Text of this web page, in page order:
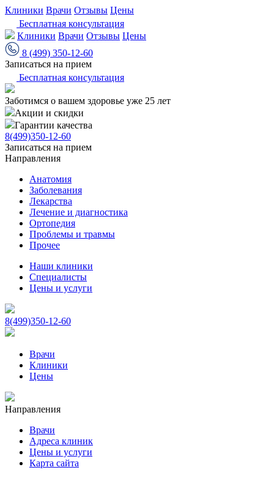
Клиники Врачи Отзывы Цены
Бесплатная консультация
Клиники Врачи Отзывы Цены
8 (499) 350-12-60
Записаться на прием
Бесплатная консультация
Заботимся о вашем здоровье уже 25 лет
Акции и скидки
Гарантии качества
8(499)350-12-60
Записаться на прием
Направления
Анатомия
Заболевания
Лекарства
Лечение и диагностика
Ортопедия
Проблемы и травмы
Прочее
Наши клиники
Специалисты
Цены и услуги
8(499)350-12-60
Врачи
Клиники
Цены
Направления
Врачи
Адреса клиник
Цены и услуги
Карта сайта